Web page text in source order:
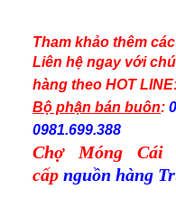
Tham khảo thêm các
Liên hệ ngay với
hàng theoHOT
Bộ phận bán buôn:
0981.699.388
Chợ Móng
cấp nguồn hàng